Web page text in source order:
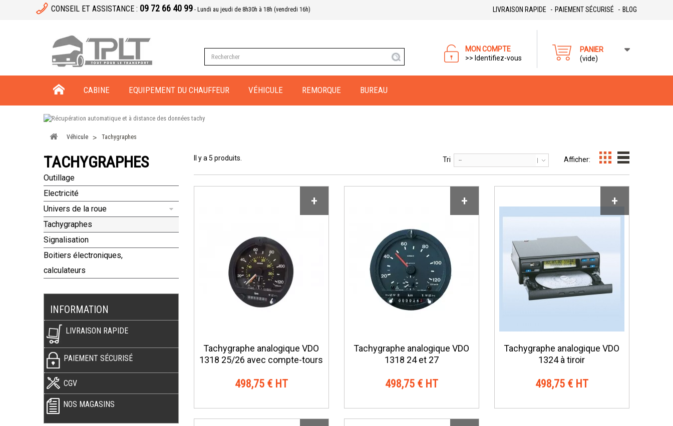
CONSEIL ET ASSISTANCE : 09 72 66 40 99 - Lundi au jeudi de 8h30h à 18h (vendredi 16h) LIVRAISON RAPIDE PAIEMENT SÉCURISÉ BLOG
PANIER
(vide)
MON COMPTE
>> Identifiez-vous
CABINE EQUIPEMENT DU CHAUFFEUR VÉHICULE REMORQUE BUREAU
Véhicule Tachygraphes
TACHYGRAPHES
Outillage
Electricité
Univers de la roue
Tachygraphes
Signalisation
Boitiers électroniques,
calculateurs
INFORMATION
LIVRAISON RAPIDE
PAIEMENT SÉCURISÉ
CGV
NOS MAGASINS
Il y a 5 produits. Afficher:
Tri --
+
Tachygraphe analogique VDO
1318 25/26 avec compte-tours
498,75 € HT
+
Tachygraphe analogique VDO
1318 24 et 27
498,75 € HT
+
Tachygraphe analogique VDO
1324 à tiroir
498,75 € HT